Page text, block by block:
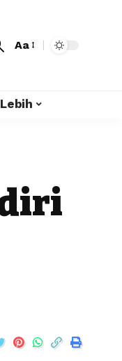
Aa
Lebih